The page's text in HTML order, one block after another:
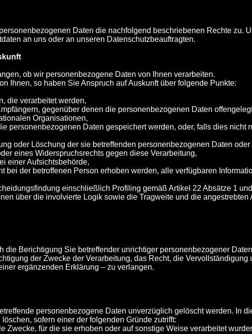
Daten die nachfolgend beschriebenen Rechte zu.
an uns oder an unseren Datenschutzbeauftragten.
ob wir personenbezogene Daten von Ihnen verarbeiten.
Ihnen, so haben Sie Anspruch auf Auskunft über folgende Punkte:
die verarbeitet werden,
gegenüber denen die personenbezogenen Daten
Organisationen,
personenbezogenen Daten gespeichert werden, oder, falls dies nicht
oder Löschung der sie betreffenden personenbezogenen Daten
eines Widerspruchsrechts gegen diese Verarbeitung,
einer Aufsichtsbehörde,
bei der betroffenen Person erhoben werden, alle verfügbaren
einschließlich Profiling gemäß Artikel 22 Absätze 1
über die involvierte Logik sowie die Tragweite und die angestrebten
die Berichtigung Sie betreffender unrichtiger personenbezogener
der Zwecke der Verarbeitung, das Recht, die Vervollständigung
ergänzenden Erklärung – zu verlangen.
personenbezogene Daten unverzüglich gelöscht werden. In
sofern einer der folgenden Gründe zutrifft:
Zwecke, für die sie erhoben oder auf sonstige Weise verarbeitet